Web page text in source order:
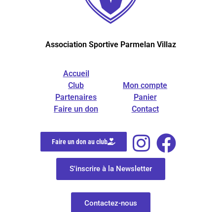
Association Sportive Parmelan Villaz
Accueil
Club
Partenaires
Faire un don
Mon compte
Panier
Contact
Faire un don au club
S'inscrire à la Newsletter
Contactez-nous